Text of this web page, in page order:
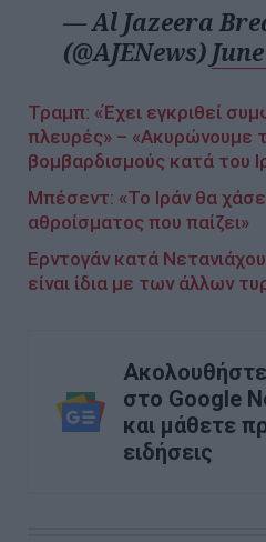
— Al Jazeera
(@AJENews)
Τραμπ: «Έχει εγκριθεί
πλευρές» – «Ακυρώνουμε
βομβαρδισμούς κατά του
Μπέσεντ: «Το Ιράν θα
αθροίσματος που παίζει»
Ερντογάν κατά
είναι ίδια με των άλλων
στο Google
και μάθετε
ειδήσεις